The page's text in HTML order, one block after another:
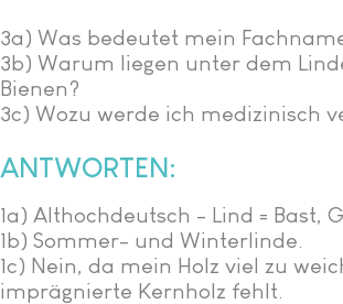
3a) Was bedeutet mein
3b) Warum liegen unter dem
Bienen?
3c) Wozu werde ich medizinisch
ANTWORTEN:
1a) Althochdeutsch - Lind = Bast,
1b) Sommer- und Winterlinde.
1c) Nein, da mein Holz viel zu
imprägnierte Kernholz fehlt.​